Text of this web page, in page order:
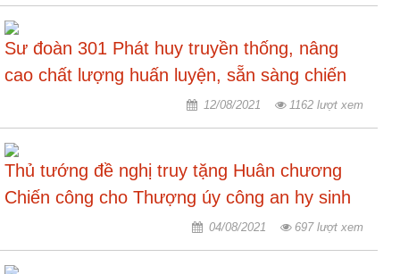
Hợp
tác
đào
Các
dự
án,
tài
Sư đoàn 301 Phát huy truyền thống, nâng
cao chất lượng huấn luyện, sẵn sàng chiến
12/08/2021 1162 lượt xem
Thủ tướng đề nghị truy tặng Huân chương
Chiến công cho Thượng úy công an hy sinh
khi làm nhiệm vụ phòng, chống dịch
04/08/2021 697 lượt xem